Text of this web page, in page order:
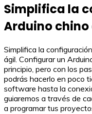
Simplifica la
Arduino
Simplifica la
ágil. Configurar un
principio, pero con los
podrás hacerlo en poco
software hasta la
guiaremos a través de
a programar tus